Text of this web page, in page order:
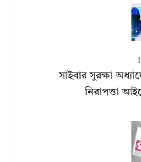
সাইবার সুরক্ষা
নিরাপত্তা